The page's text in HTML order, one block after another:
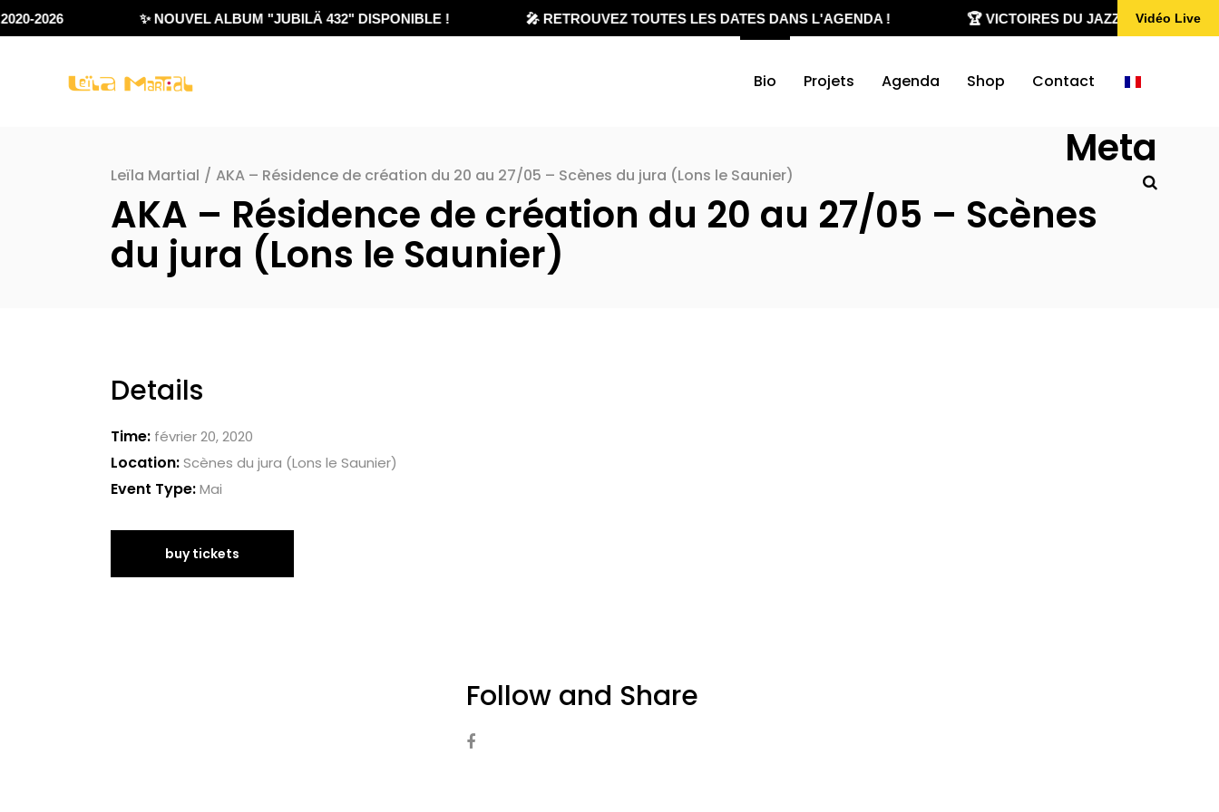
2026 ✨ NOUVEL ALBUM "JUBILÄ 432" DISPONIBLE ! 🎤 RETROUVEZ TOUTES LES DATES DANS L'AGENDA ! 🏆 VICTOIRES DU JAZZ 2020-2026
Vidéo Live
Bio Projets Agenda Shop Contact
Meta
Leïla Martial / AKA – Résidence de création du 20 au 27/05 – Scènes du jura (Lons le Saunier)
AKA – Résidence de création du 20 au 27/05 – Scènes
du jura (Lons le Saunier)
Details
Time: février 20, 2020
Location:Scènes du jura (Lons le Saunier)
Event Type:Mai
buy tickets
Follow and Share